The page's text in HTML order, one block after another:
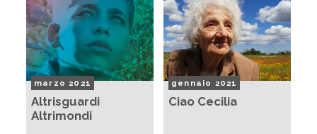
marzo 2021
Altrisguardi
Altrimondi
gennaio 2021
Ciao Cecilia